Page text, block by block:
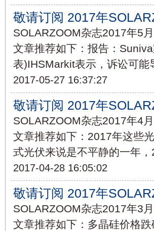
敬请订阅 2017年
SOLARZOOM杂志2017年5
文章推荐如下：报告：
表)IHSMarkit表示，诉讼可能
2017-05-27 16:37:27
敬请订阅 2017年
SOLARZOOM杂志2017年4
文章推荐如下：2017年这些
式光伏来说是不平静的一年
2017-04-28 16:05:02
敬请订阅 2017年
SOLARZOOM杂志2017年3
文章推荐如下：多晶硅价格